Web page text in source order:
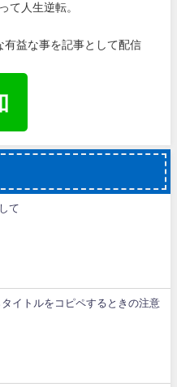
て人生逆転。
有益な事を記事として配信
て
イトルをコピペするときの注意